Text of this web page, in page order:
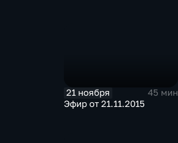
21 ноября
45 мин
Эфир от 21.11.2015